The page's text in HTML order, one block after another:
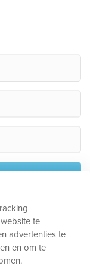
te
advertenties te
en om te
het verwerken
staan in de